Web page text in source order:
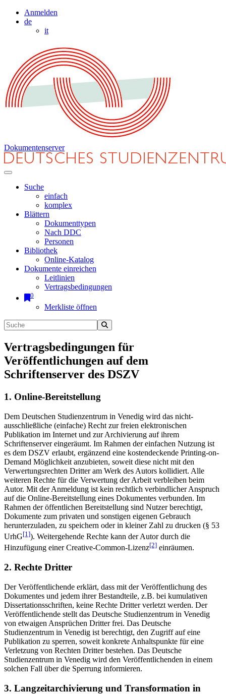
Anmelden
de
it
Dokumentenserver
Suche
einfach
komplex
Blättern
Dokumenttypen
Nach DDC
Personen
Bibliothek
Online-Katalog
Dokumente einreichen
Leitlinien
Vertragsbedingungen
0
Merkliste öffnen
Vertragsbedingungen für
Veröffentlichungen auf dem
Schriftenserver des DSZV
1. Online-Bereitstellung
Dem Deutschen Studienzentrum in Venedig wird das nicht-
ausschließliche (einfache) Recht zur freien elektronischen
Publikation im Internet und zur Archivierung auf ihrem
Schriftenserver eingeräumt. Im Rahmen der einfachen Nutzung ist
es dem DSZV erlaubt, ergänzend eine kostendeckende Printing-on-
Demand Möglichkeit anzubieten, soweit diese nicht mit den
Verwertungsrechten Dritter am Werk des Autors kollidiert. Alle
weiteren Rechte für die Verwertung der Arbeit verbleiben beim
Autor. Mit der Anmeldung ist kein rechtlich verbindlicher Anspruch
auf die Online-Bereitstellung eines Dokumentes verbunden. Im
Rahmen der öffentlichen Bereitstellung sind Nutzer berechtigt,
Dokumente zum privaten und sonstigen eigenen Gebrauch
herunterzuladen, zu speichern oder in kleiner Zahl zu drucken (§ 53
UrhG[1]). Weitergehende Rechte kann der Autor durch die
Hinzufügung einer Creative-Common-Lizenz[2] einräumen.
2. Rechte Dritter
Der Veröffentlichende erklärt, dass mit der Veröffentlichung des
Dokumentes und jedem ihrer Bestandteile, z.B. bei kumulativen
Dissertationsschriften, keine Rechte Dritter verletzt werden. Der
Veröffentlichende stellt das Deutsche Studienzentrum in Venedig
von etwaigen Ansprüchen Dritter frei. Das Deutsche
Studienzentrum in Venedig ist berechtigt, den Zugriff auf eine
Publikation zu sperren, soweit konkrete Anhaltspunkte für eine
Verletzung von Rechten Dritter bestehen. Das Deutsche
Studienzentrum in Venedig wird den Veröffentlichenden in einem
solchen Fall über die Sperrung informieren.
3. Langzeitarchivierung und Transformation in